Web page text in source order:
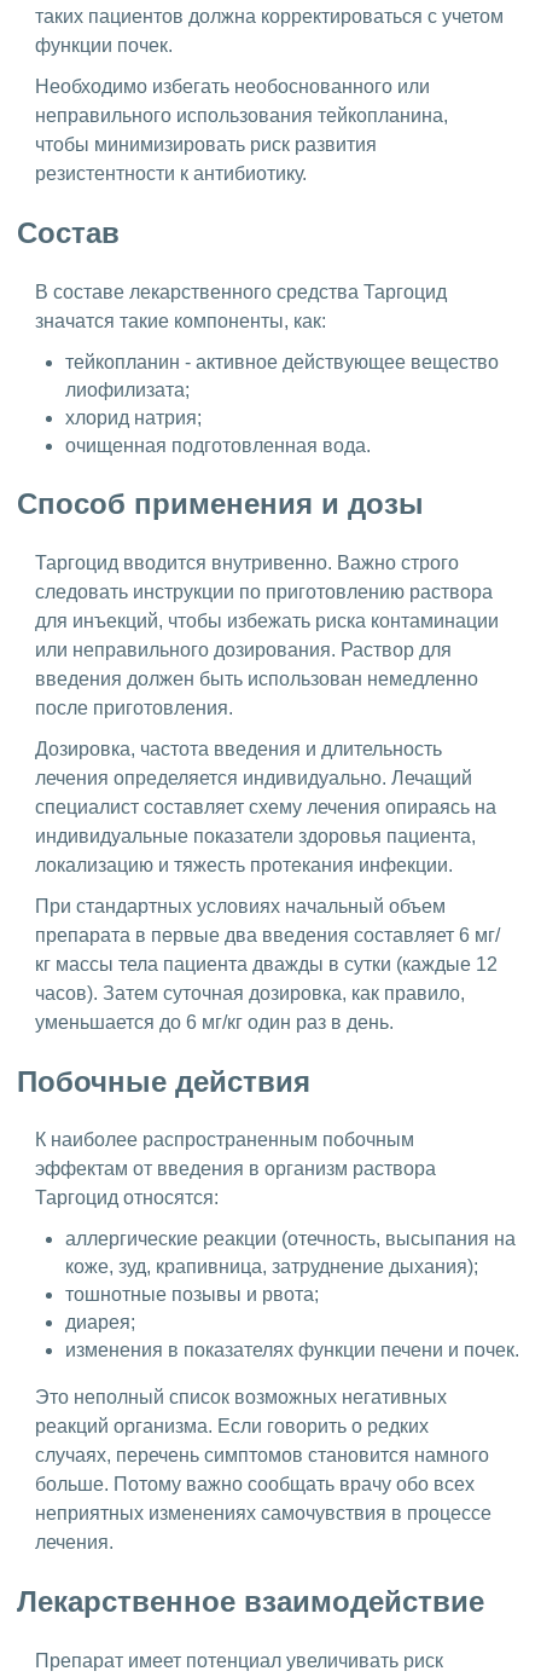
таких пациентов должна корректироваться с учетом
функции почек.
Необходимо избегать необоснованного или
неправильного использования тейкопланина,
чтобы минимизировать риск развития
резистентности к антибиотику.
Состав
В составе лекарственного средства Таргоцид
значатся такие компоненты, как:
тейкопланин - активное действующее вещество
лиофилизата;
хлорид натрия;
очищенная подготовленная вода.
Способ применения и дозы
Таргоцид вводится внутривенно. Важно строго
следовать инструкции по приготовлению раствора
для инъекций, чтобы избежать риска контаминации
или неправильного дозирования. Раствор для
введения должен быть использован немедленно
после приготовления.
Дозировка, частота введения и длительность
лечения определяется индивидуально. Лечащий
специалист составляет схему лечения опираясь на
индивидуальные показатели здоровья пациента,
локализацию и тяжесть протекания инфекции.
При стандартных условиях начальный объем
препарата в первые два введения составляет 6 мг/
кг массы тела пациента дважды в сутки (каждые 12
часов). Затем суточная дозировка, как правило,
уменьшается до 6 мг/кг один раз в день.
Побочные действия
К наиболее распространенным побочным
эффектам от введения в организм раствора
Таргоцид относятся:
аллергические реакции (отечность, высыпания на
коже, зуд, крапивница, затруднение дыхания);
тошнотные позывы и рвота;
диарея;
изменения в показателях функции печени и почек.
Это неполный список возможных негативных
реакций организма. Если говорить о редких
случаях, перечень симптомов становится намного
больше. Потому важно сообщать врачу обо всех
неприятных изменениях самочувствия в процессе
лечения.
Лекарственное взаимодействие
Препарат имеет потенциал увеличивать риск